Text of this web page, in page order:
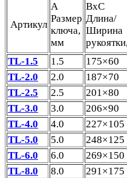
Артикул
A
Размер
ключа,
мм
BxC
Длина/
Ширина
TL-1.5
1.5 175×60
TL-2.0
2.0 187×70
TL-2.5
2.5 201×80
TL-3.0
3.0 206×90
TL-4.0
4.0 227×105
TL-5.0
5.0 248×125
TL-6.0
6.0 269×150
TL-8.0
8.0 291×175